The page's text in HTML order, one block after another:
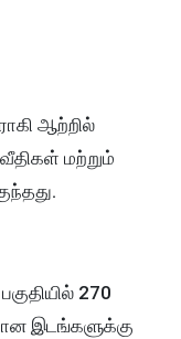
ஆற்றில்
மற்றும்
270
இடங்களுக்கு